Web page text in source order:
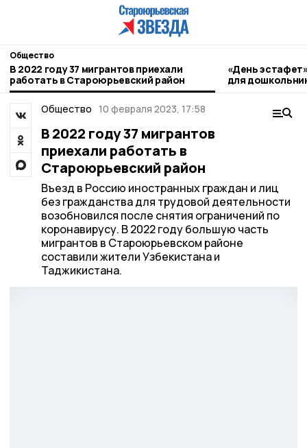
Общество
В 2022 году 37 мигрантов приехали
работать в Староюрьевский район
«День
для
Общество 10 февраля 2023, 17:58
В 2022 году 37 мигрантов
приехали работать в
Староюрьевский район
Въезд в Россию иностранных граждан и лиц
без гражданства для трудовой деятельности
возобновился после снятия ограничений по
коронавирусу. В 2022 году большую часть
мигрантов в Староюрьевском районе
составили жители Узбекистана и
Таджикистана.